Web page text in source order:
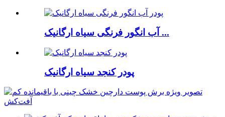
آب انگور فرنگی سیاه ارگانیک ...
پودر کنجد سیاه ارگانیک